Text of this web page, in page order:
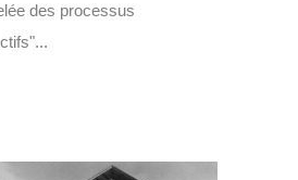
des processus